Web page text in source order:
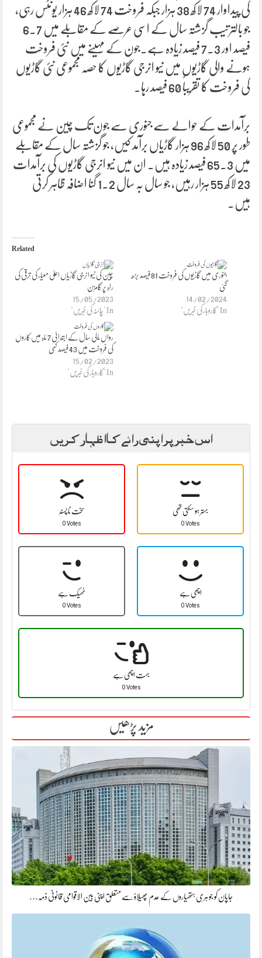
کی پیداوار 74 لاکھ 38 ہزار جبکہ فروخت 74 لاکھ 46 ہزار یونٹس رہی،
جو بالترتیب گزشتہ سال کے اسی عرصے کے مقابلے میں 6.7
فیصد اور 7.3 فیصد زیادہ ہے۔جون کے مہینے میں نئی فروخت
ہونے والی گاڑیوں میں نیو انرجی گاڑیوں کا حصہ مجموعی نئی گاڑیوں
کی فروخت کا تقریباً 60 فیصد رہا۔
برآمدات کے حوالے سے جنوری سے جون تک چین نے مجموعی
طور پر 50 لاکھ 96 ہزار گاڑیاں برآمد کیں، جو گزشتہ سال کے مقابلے
میں 65.3 فیصد زیادہ ہیں۔ ان میں نیو انرجی گاڑیوں کی برآمدات
23 لاکھ 55 ہزار رہیں، جو سال بہ سال 1.2 گنا اضافہ ظاہر کرتی
ہیں۔
Related
چین کی نیو انرجی گاڑیاں اعلیٰ معیار کی ترقی کی
راہ پر گامزن
15/05/2023
In "چائنہ کی خبریں"
جنوری میں گاڑیوں کی فروخت 81 فیصد بڑھ
گئی
14/02/2024
In "کاروبار کی خبریں"
رواں مالی سال کے ابتدائی 7 ماہ میں کاروں
کی فروخت میں 43 فیصد کمی
15/02/2023
In "کاروبار کی خبریں"
اس خبر پر اپنی رائے کا اظہار کریں
سخت نا پسند
0 Votes
بہتر ہو سکتی تھی
0 Votes
ٹھیک ہے
0 Votes
اچھی ہے
0 Votes
بہت اچھی ہے
0 Votes
مزید پڑھیں
جاپان کو جوہری ہتھیاروں کے عدم پھیلاؤ سے متعلق اپنی بین الاقوامی قانونی ذمہ…